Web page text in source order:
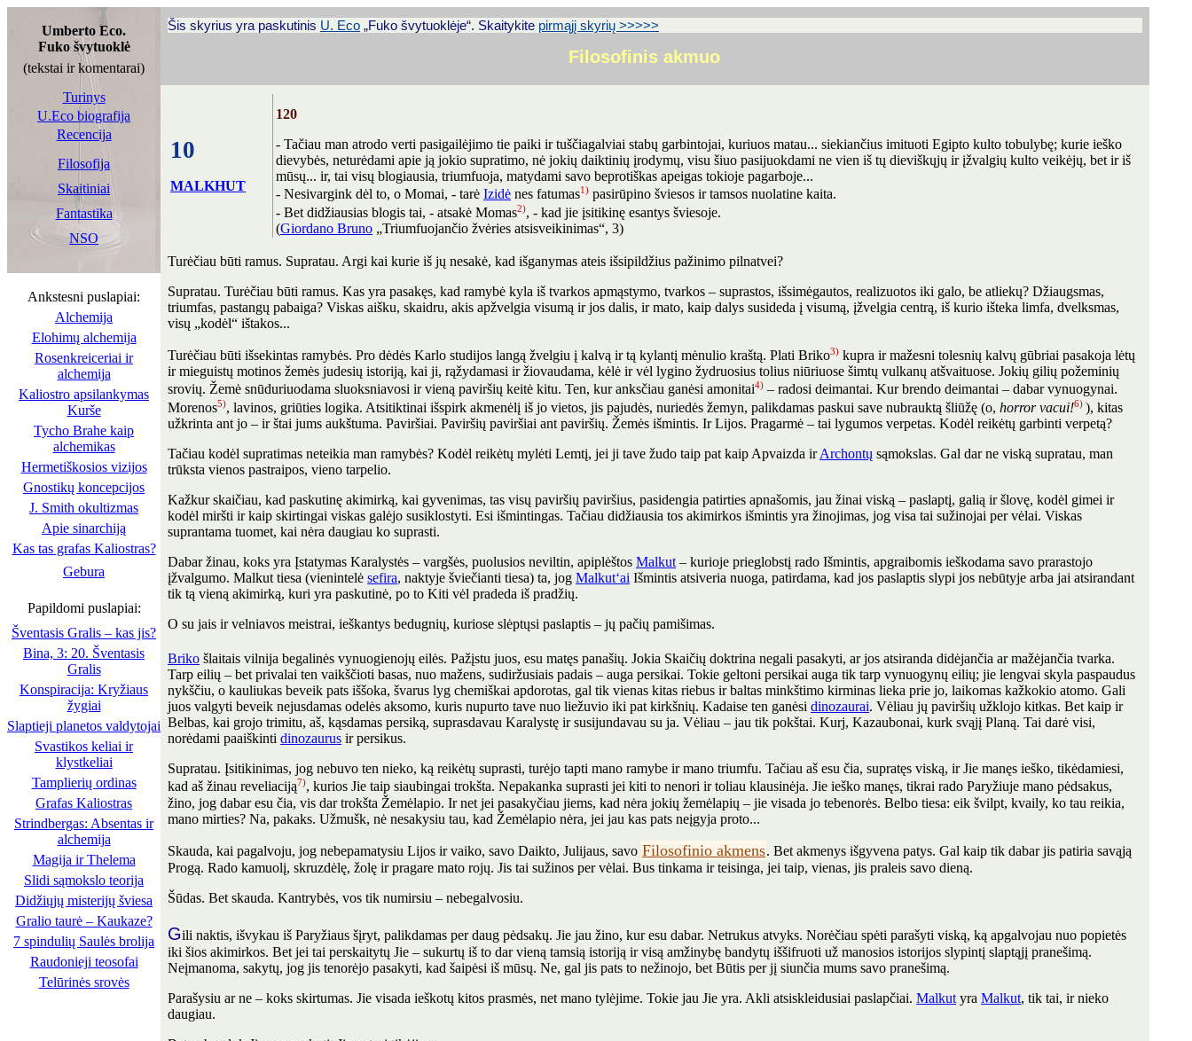
Umberto Eco.
Fuko švytuoklė
(tekstai ir komentarai)
Turinys
U.Eco biografija
Recencija
Filosofija
Skaitiniai
Fantastika
NSO
Ankstesni puslapiai:
Alchemija
Elohimų alchemija
Rosenkreiceriai ir
alchemija
Kaliostro apsilankymas
Kurše
Tycho Brahe kaip
alchemikas
Hermetiškosios vizijos
Gnostikų koncepcijos
J. Smith okultizmas
Apie sinarchiją
Kas tas grafas Kaliostras?
Gebura
Papildomi puslapiai:
Šventasis Gralis – kas jis?
Bina, 3: 20. Šventasis
Gralis
Konspiracija: Kryžiaus
žygiai
Slaptieji planetos valdytojai
Svastikos keliai ir
klystkeliai
Tamplierių ordinas
Grafas Kaliostras
Strindbergas: Absentas ir
alchemija
Magija ir Thelema
Slidi sąmokslo teorija
Didžiųjų misterijų šviesa
Gralio taurė – Kaukaze?
7 spindulių Saulės brolija
Raudonieji teosofai
Telūrinės srovės
Šis skyrius yra paskutinis U. Eco „Fuko švytuoklėje“. Skaitykite pirmąjį skyrių >>>>>
Filosofinis akmuo
10
MALKHUT
120
- Tačiau man atrodo verti pasigailėjimo tie paiki ir tuščiagalviai stabų garbintojai, kuriuos matau... siekiančius imituoti Egipto kulto tobulybę; kurie ieško
dievybės, neturėdami apie ją jokio supratimo, nė jokių daiktinių įrodymų, visu šiuo pasijuokdami ne vien iš tų dieviškųjų ir įžvalgių kulto veikėjų, bet ir iš
mūsų... ir, tai visų blogiausia, triumfuoja, matydami savo beprotiškas apeigas tokioje pagarboje...
- Nesivargink dėl to, o Momai, - tarė Izidė nes fatumas1) pasirūpino šviesos ir tamsos nuolatine kaita.
- Bet didžiausias blogis tai, - atsakė Momas2), - kad jie įsitikinę esantys šviesoje.
(Giordano Bruno „Triumfuojančio žvėries atsisveikinimas“, 3)
Turėčiau būti ramus. Supratau. Argi kai kurie iš jų nesakė, kad išganymas ateis išsipildžius pažinimo pilnatvei?
Supratau. Turėčiau būti ramus. Kas yra pasakęs, kad ramybė kyla iš tvarkos apmąstymo, tvarkos – suprastos, išsimėgautos, realizuotos iki galo, be atliekų? Džiaugsmas,
triumfas, pastangų pabaiga? Viskas aišku, skaidru, akis apžvelgia visumą ir jos dalis, ir mato, kaip dalys susideda į visumą, įžvelgia centrą, iš kurio išteka limfa, dvelksmas,
visų „kodėl“ ištakos...
Turėčiau būti išsekintas ramybės. Pro dėdės Karlo studijos langą žvelgiu į kalvą ir tą kylantį mėnulio kraštą. Plati Briko3) kupra ir mažesni tolesnių kalvų gūbriai pasakoja lėtų
ir mieguistų motinos žemės judesių istoriją, kai ji, rąžydamasi ir žiovaudama, kėlė ir vėl lygino žydruosius tolius niūriuose šimtų vulkanų atšvaituose. Jokių gilių požeminių
srovių. Žemė snūduriuodama sluoksniavosi ir vieną paviršių keitė kitu. Ten, kur anksčiau ganėsi amonitai4) – radosi deimantai. Kur brendo deimantai – dabar vynuogynai.
Morenos5), lavinos, griūties logika. Atsitiktinai išspirk akmenėlį iš jo vietos, jis pajudės, nuriedės žemyn, palikdamas paskui save nubrauktą šliūžę (o, horror vacui!6) ), kitas
užkrinta ant jo – ir štai jums aukštuma. Paviršiai. Paviršių paviršiai ant paviršių. Žemės išmintis. Ir Lijos. Pragarmė – tai lygumos verpetas. Kodėl reikėtų garbinti verpetą?
Tačiau kodėl supratimas neteikia man ramybės? Kodėl reikėtų mylėti Lemtį, jei ji tave žudo taip pat kaip Apvaizda irArchontų sąmokslas. Gal dar ne viską supratau, man
trūksta vienos pastraipos, vieno tarpelio.
Kažkur skaičiau, kad paskutinę akimirką, kai gyvenimas, tas visų paviršių paviršius, pasidengia patirties apnašomis, jau žinai viską – paslaptį, galią ir šlovę, kodėl gimei ir
kodėl miršti ir kaip skirtingai viskas galėjo susiklostyti. Esi išmintingas. Tačiau didžiausia tos akimirkos išmintis yra žinojimas, jog visa tai sužinojai per vėlai. Viskas
suprantama tuomet, kai nėra daugiau ko suprasti.
Dabar žinau, koks yra Įstatymas Karalystės – vargšės, puolusios neviltin, apiplėštos Malkut – kurioje prieglobstį rado Išmintis, apgraibomis ieškodama savo prarastojo
įžvalgumo. Malkut tiesa (vienintelė sefira, naktyje šviečianti tiesa) ta, jog Malkut‘ai Išmintis atsiveria nuoga, patirdama, kad jos paslaptis slypi jos nebūtyje arba jai atsirandant
tik tą vieną akimirką, kuri yra paskutinė, po to Kiti vėl pradeda iš pradžių.
O su jais ir velniavos meistrai, ieškantys bedugnių, kuriose slėptųsi paslaptis – jų pačių pamišimas.
Briko šlaitais vilnija begalinės vynuogienojų eilės. Pažįstu juos, esu matęs panašių. Jokia Skaičių doktrina negali pasakyti, ar jos atsiranda didėjančia ar mažėjančia tvarka.
Tarp eilių – bet privalai ten vaikščioti basas, nuo mažens, sudiržusiais padais – auga persikai. Tokie geltoni persikai auga tik tarp vynuogynų eilių; jie lengvai skyla paspaudus
nykščiu, o kauliukas beveik pats iššoka, švarus lyg chemiškai apdorotas, gal tik vienas kitas riebus ir baltas minkštimo kirminas lieka prie jo, laikomas kažkokio atomo. Gali
juos valgyti beveik nejusdamas odelės aksomo, kuris nupurto tave nuo liežuvio iki pat kirkšnių. Kadaise ten ganėsi dinozaurai. Vėliau jų paviršių užklojo kitkas. Bet kaip ir
Belbas, kai grojo trimitu, aš, kąsdamas persiką, suprasdavau Karalystę ir susijundavau su ja. Vėliau – jau tik pokštai. Kurj, Kazaubonai, kurk svąjį Planą. Tai darė visi,
norėdami paaiškinti dinozaurus ir persikus.
Supratau. Įsitikinimas, jog nebuvo ten nieko, ką reikėtų suprasti, turėjo tapti mano ramybe ir mano triumfu. Tačiau aš esu čia, supratęs viską, ir Jie manęs ieško, tikėdamiesi,
kad aš žinau reveliaciją7), kurios Jie taip siaubingai trokšta. Nepakanka suprasti jei kiti to nenori ir toliau klausinėja. Jie ieško manęs, tikrai rado Paryžiuje mano pėdsakus,
žino, jog dabar esu čia, vis dar trokšta Žemėlapio. Ir net jei pasakyčiau jiems, kad nėra jokių žemėlapių – jie visada jo tebenorės. Belbo tiesa: eik švilpt, kvaily, ko tau reikia,
mano mirties? Na, pakaks. Užmušk, nė nesakysiu tau, kad Žemėlapio nėra, jei jau kas pats neįgyja proto...
Skauda, kai pagalvoju, jog nebepamatysiu Lijos ir vaiko, savo Daikto, Julijaus, savo Filosofinio akmens. Bet akmenys išgyvena patys. Gal kaip tik dabar jis patiria savąją
Progą. Rado kamuolį, skruzdėlę, žolę ir pragare mato rojų. Jis tai sužinos per vėlai. Bus tinkama ir teisinga, jei taip, vienas, jis praleis savo dieną.
Šūdas. Bet skauda. Kantrybės, vos tik numirsiu – nebegalvosiu.
Gili naktis, išvykau iš Paryžiaus šįryt, palikdamas per daug pėdsakų. Jie jau žino, kur esu dabar. Netrukus atvyks. Norėčiau spėti parašyti viską, ką apgalvojau nuo popietės
iki šios akimirkos. Bet jei tai perskaitytų Jie – sukurtų iš to dar vieną tamsią istoriją ir visą amžinybę bandytų iššifruoti už manosios istorijos slypintį slaptąjį pranešimą.
Neįmanoma, sakytų, jog jis tenorėjo pasakyti, kad šaipėsi iš mūsų. Ne, gal jis pats to nežinojo, bet Būtis per jį siunčia mums savo pranešimą.
Parašysiu ar ne – koks skirtumas. Jie visada ieškotų kitos prasmės, net mano tylėjime. Tokie jau Jie yra. Akli atsiskleidusiai paslapčiai. Malkut yra Malkut, tik tai, ir nieko
daugiau.